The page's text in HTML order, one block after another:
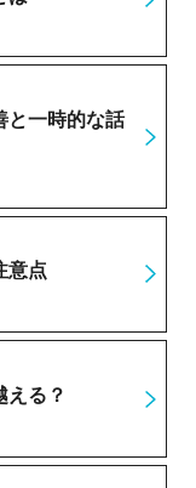
と一時的な話
意点
える？